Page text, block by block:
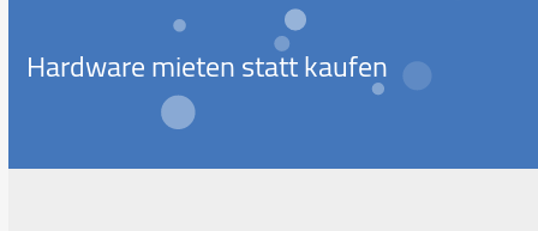
Hardware mieten statt kaufen